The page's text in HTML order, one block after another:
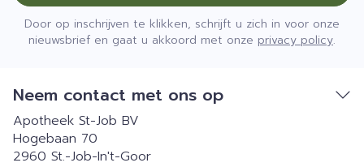
Door op inschrijven te klikken, schrijft u zich in voor onze
nieuwsbrief en gaat u akkoord met onze privacy policy.
Neem contact met ons op
Apotheek St-Job BV
Hogebaan 70
2960 St.-Job-In't-Goor